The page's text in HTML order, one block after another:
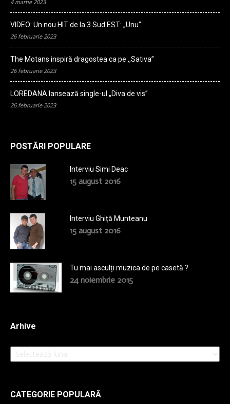
4 martie 2023
VIDEO: Un nou HIT de la 3 Sud EST: „Unu”
26 februarie 2023
The Motans inspiră dragostea ca pe ,,Sativa”
26 februarie 2023
LOREDANA lansează single-ul „Diva de vis”
26 februarie 2023
POSTĂRI POPULARE
Interviu Simi Deac
15 august 2016
Interviu Ghiță Munteanu
15 august 2016
Tu mai asculți muzica de pe casetă ?
24 noiembrie 2015
Arhive
Arhive
CATEGORIE POPULARĂ